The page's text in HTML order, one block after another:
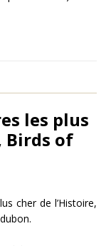
les plus
Birds of
cher de l’Histoire,